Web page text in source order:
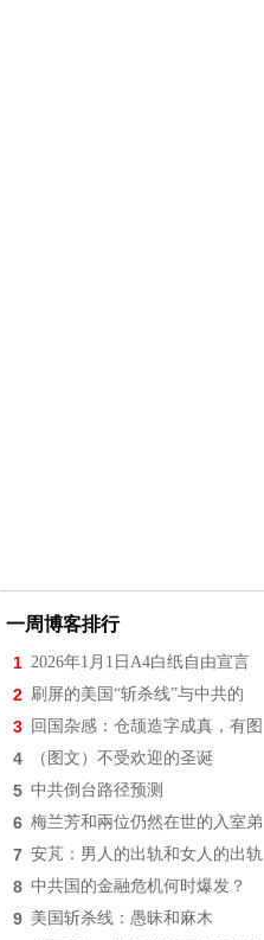
一周博客排行
1 2026年1月1日A4白纸自由宣言
2 刷屏的美国“斩杀线”与中共的
3 回国杂感：仓颉造字成真，有图
4 （图文）不受欢迎的圣诞
5 中共倒台路径预测
6 梅兰芳和兩位仍然在世的入室弟
7 安芃：男人的出轨和女人的出轨
8 中共国的金融危机何时爆发？
9 美国斩杀线：愚昧和麻木